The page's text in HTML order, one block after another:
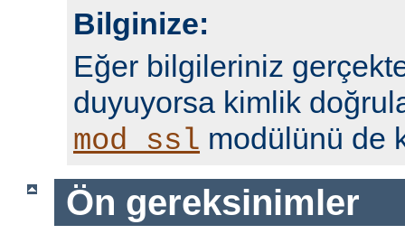
Bilginize:
Eğer bilgileriniz
duyuyorsa kimlik
mod_ssl modülünü de
Ön gereksinimler